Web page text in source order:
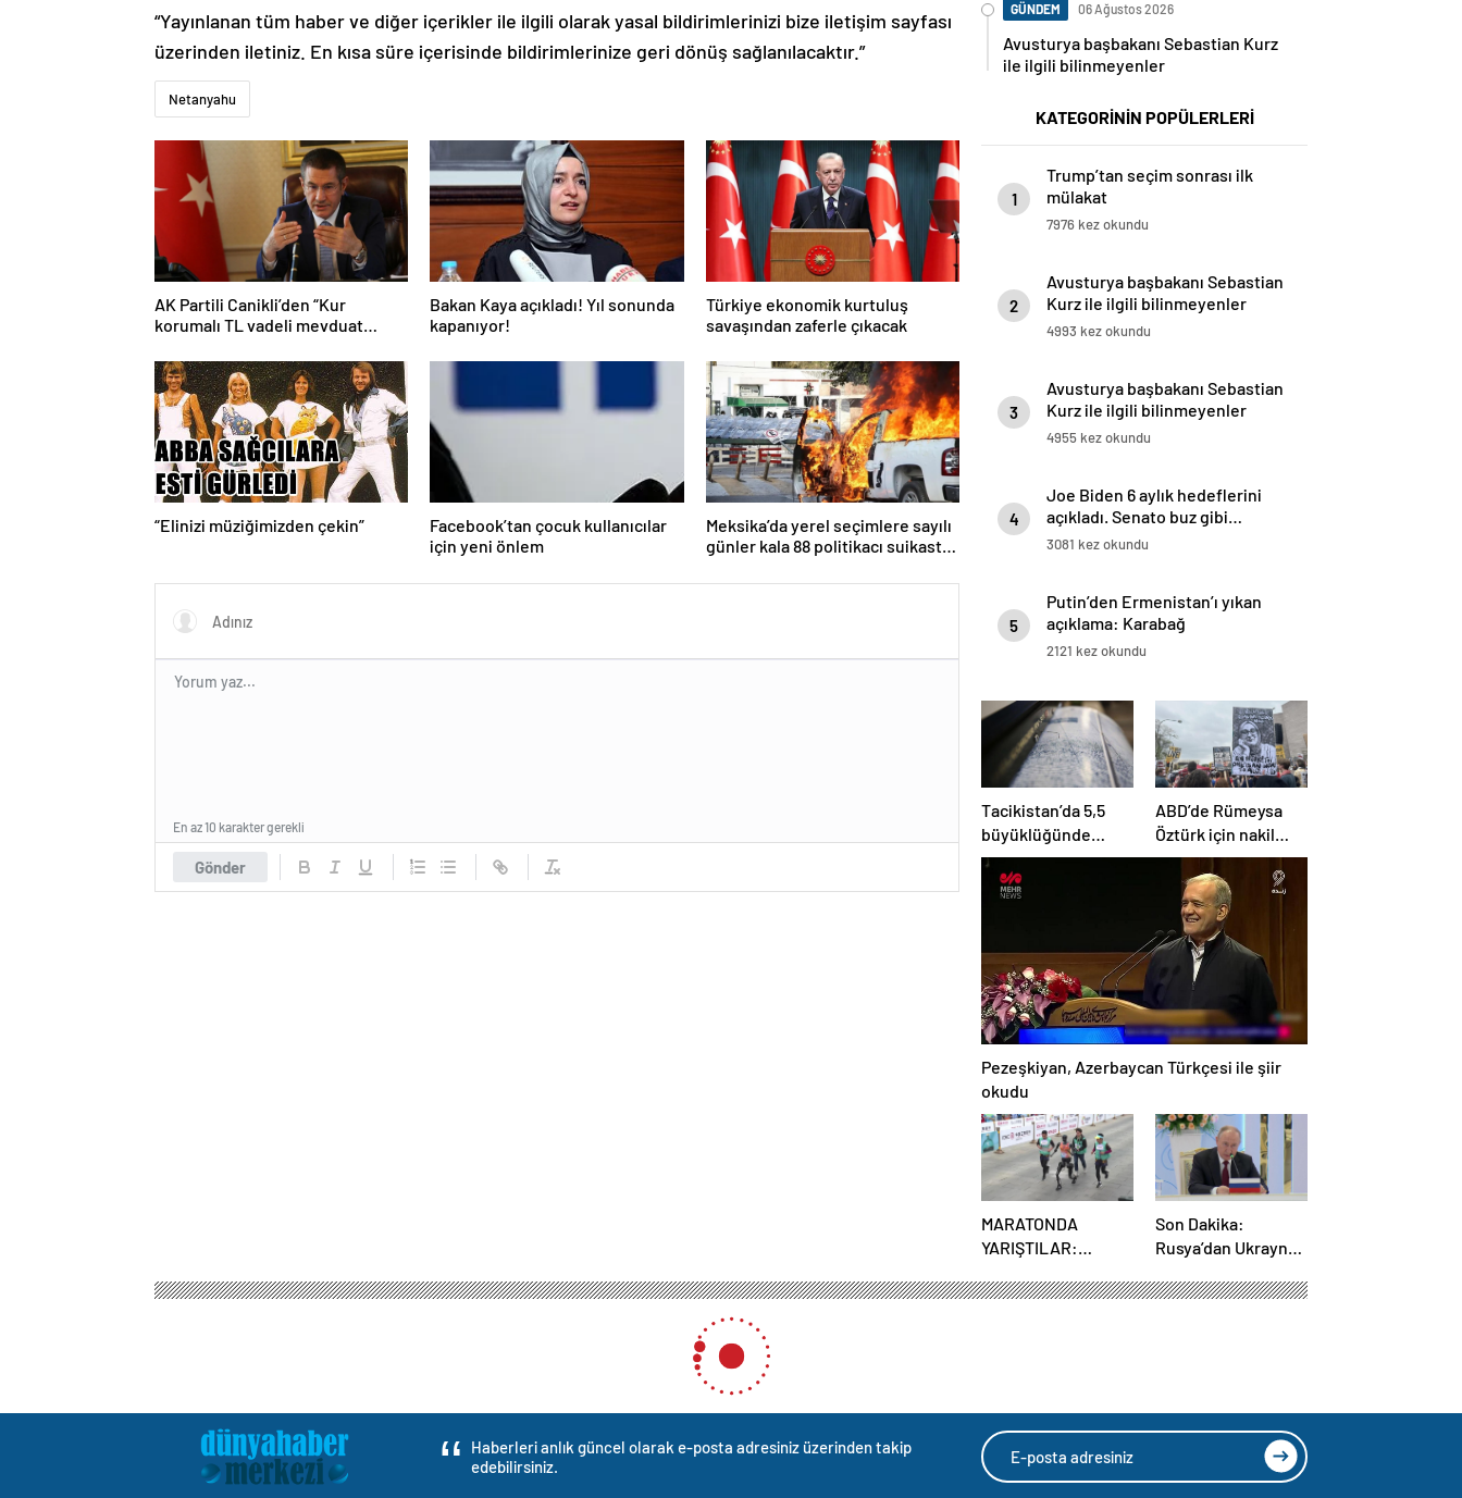
“Yayınlanan tüm haber ve diğer içerikler ile ilgili olarak yasal bildirimlerinizi bize iletişim sayfası
üzerinden iletiniz. En kısa süre içerisinde bildirimlerinize geri dönüş sağlanılacaktır.”
Netanyahu
AK Partili Canikli’den “Kur
korumalı TL vadeli mevduat
Bakan Kaya açıkladı! Yıl sonunda
kapanıyor!
Türkiye ekonomik kurtuluş
savaşından zaferle çıkacak
“Elinizi müziğimizden çekin”
Facebook’tan çocuk kullanıcılar
için yeni önlem
Meksika’da yerel seçimlere sayılı
günler kala 88 politikacı suikasta
Gönder
En az 10 karakter gerekli
GÜNDEM 06 Ağustos 2026
Avusturya başbakanı Sebastian Kurz
ile ilgili bilinmeyenler
KATEGORİNİN POPÜLERLERİ
1
Trump’tan seçim sonrası ilk
mülakat
7976 kez okundu
2
Avusturya başbakanı Sebastian
Kurz ile ilgili bilinmeyenler
4993 kez okundu
3
Avusturya başbakanı Sebastian
Kurz ile ilgili bilinmeyenler
4955 kez okundu
4
Joe Biden 6 aylık hedeflerini
açıkladı. Senato buz gibi…
3081 kez okundu
5
Putin’den Ermenistan’ı yıkan
açıklama: Karabağ
Azerbaycan’ın ayrılmaz bir
2121 kez okundu
Tacikistan’da 5,5
büyüklüğünde
deprem meydana
geldi
ABD’de Rümeysa
Öztürk için nakil
kararı
Pezeşkiyan, Azerbaycan Türkçesi ile şiir
okudu
MARATONDA
YARIŞTILAR:
karşı karşıya!
Son Dakika:
Rusya’dan Ukrayna
duyurdu…
Haberleri anlık güncel olarak e-posta adresiniz üzerinden takip
edebilirsiniz.